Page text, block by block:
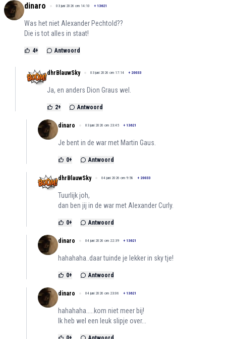
dinaro 03 juni 2026 om 14:10 + 13621
Was het niet Alexander Pechtold??
Die is tot alles in staat!
4+ Antwoord
dhrBlauwSky 03 juni 2026 om 17:14 + 20033
Ja, en anders Dion Graus wel.
2+ Antwoord
dinaro 03 juni 2026 om 23:45 + 13621
Je bent in de war met Martin Gaus.
0+ Antwoord
dhrBlauwSky 04 juni 2026 om 9:58 + 20033
Tuurlijk joh,
dan ben jij in de war met Alexander Curly.
0+ Antwoord
dinaro 04 juni 2026 om 22:39 + 13621
hahahaha..daar tuinde je lekker in sky tje!
0+ Antwoord
dinaro 04 juni 2026 om 23:06 + 13621
hahahaha.....kom niet meer bij!
Ik heb wel een leuk slipje over...